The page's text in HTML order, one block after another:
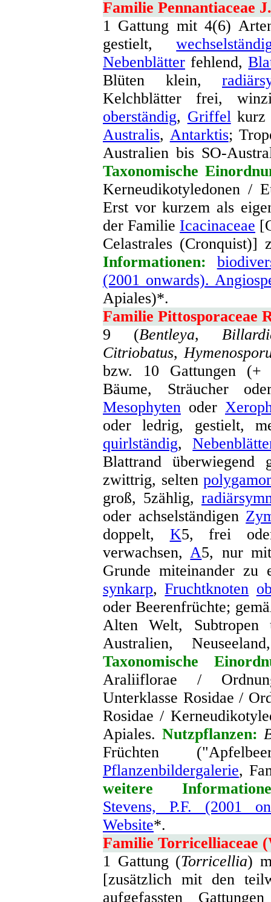
Familie Pennantiaceae
1 Gattung mit 4(6)
gestielt,
Nebenblätter fehlend,
Blüten klein,
Kelchblätter frei,
oberständig, Griffelkurz
Australis, Antarktis;
Australien bis SO-
Taxonomische
Kerneudikotyledonen /
Erst vor kurzem als
der Familie Icacinaceae
Celastrales (Cronquist)]
Informationen:
(2001 onwards).
Apiales)*.
Familie Pittosporaceae
9 (Bentleya,
Citriobatus,
bzw. 10 Gattungen
Bäume, Sträucher
Mesophyten oder
oder ledrig, gestielt,
quirlständig,
Blattrand überwiegend
zwittrig, selten
groß, 5zählig,
oder achselständigen
doppelt, K5, frei
verwachsen,A5, nur
Grunde miteinander zu
synkarp,Fruchtknoten
oder Beerenfrüchte;
Alten Welt, Subtropen
Australien,
Taxonomische
Araliiflorae /
Unterklasse Rosidae /
Rosidae /
Apiales. Nutzpflanzen:
Früchten
Pflanzenbildergalerie,
weitere
Stevens, P.F. (2001
Website*.
Familie Torricelliaceae
1 Gattung (Torricellia)
[zusätzlich mit den
aufgefassten